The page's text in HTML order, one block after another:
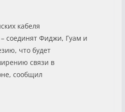
кабеля
соединят Фиджи, Гуам и
что будет
связи в
сообщил